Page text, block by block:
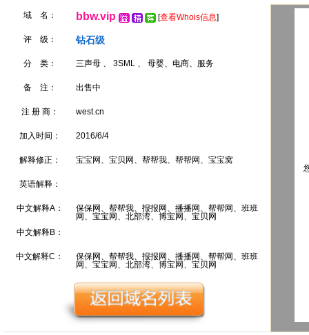
域 名： bbw.vip [查看Whois信息]
评 级： 钻石级
分 类： 三声母 、 3SML 、 母婴、电商、服务
备 注： 出售中
注 册 商： west.cn
加入时间： 2016/6/4
解释修正： 宝宝网、宝贝网、帮帮我、帮帮网、宝宝窝
英语解释：
中文解释A：
保保网、帮帮我、报报网、播播网、帮帮网、班班
网、宝宝网、北部湾、博宝网、宝贝网
中文解释B：
中文解释C：
保保网、帮帮我、报报网、播播网、帮帮网、班班
网、宝宝网、北部湾、博宝网、宝贝网